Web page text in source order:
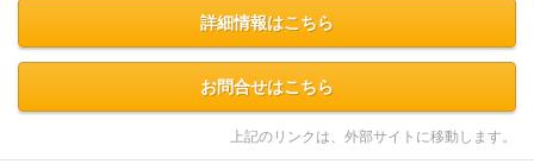
詳細情報はこちら
お問合せはこちら
上記のリンクは、外部サイトに移動します。